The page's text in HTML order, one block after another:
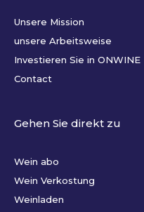
Unsere Mission
unsere Arbeitsweise
Investieren Sie in ONWINE
Contact
Gehen Sie direkt zu
Wein abo
Wein Verkostung
Weinladen